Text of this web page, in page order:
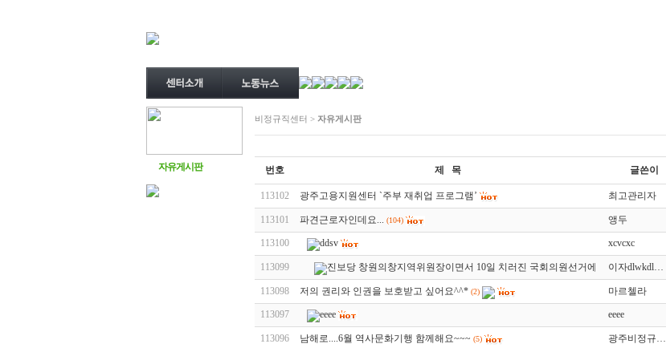
자유게시판
비정규직센터 > 자유게시판
번호
제 목 글쓴이
113102 광주고용지원센터 `주부 재취업 프로그램’ 최고관리자
113101 파견근로자인데요... (104) 앵두
113100 ddsv xcvcxc
113099 진보당 창원의창지역위원장이면서 10일 치러진 국회의원선거에서… (1)
이자dlwkdl…
113098 저의 권리와 인권을 보호받고 싶어요^^* (2) 마르첼라
113097 eeee eeee
113096 남해로....6월 역사문화기행 함께해요~~~ (5) 광주비정규…